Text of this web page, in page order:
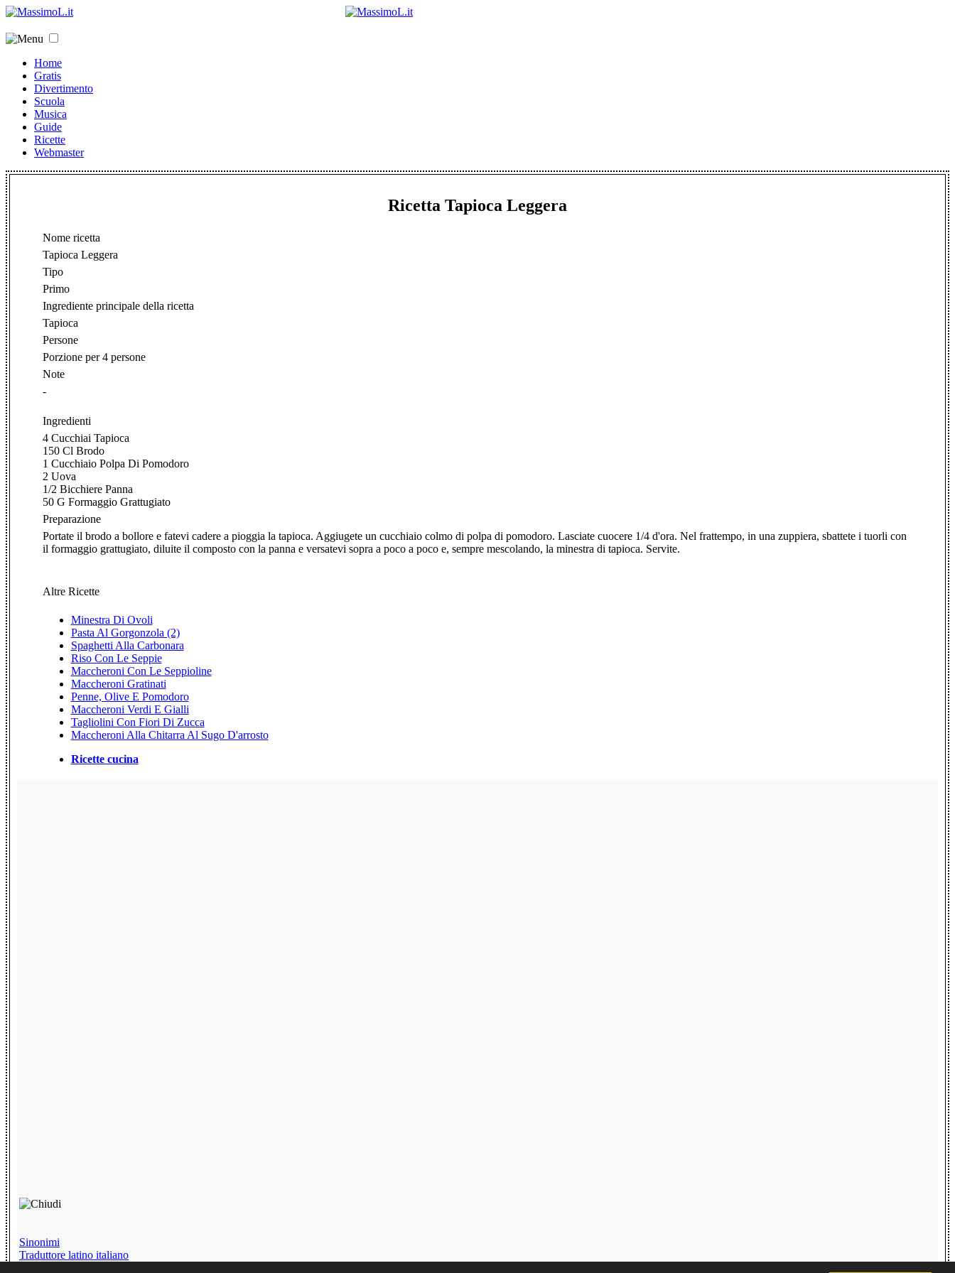
Home
Gratis
Divertimento
Scuola
Musica
Guide
Ricette
Webmaster
Ricetta Tapioca Leggera
Nome ricetta
Tapioca Leggera
Tipo
Primo
Ingrediente principale della ricetta
Tapioca
Persone
Porzione per 4 persone
Note
-
Ingredienti
4 Cucchiai Tapioca
150 Cl Brodo
1 Cucchiaio Polpa Di Pomodoro
2 Uova
1/2 Bicchiere Panna
50 G Formaggio Grattugiato
Preparazione
Portate il brodo a bollore e fatevi cadere a pioggia la tapioca. Aggiugete un cucchiaio colmo di polpa di pomodoro. Lasciate cuocere 1/4 d'ora. Nel frattempo, in una zuppiera, sbattete i tuorli con
il formaggio grattugiato, diluite il composto con la panna e versatevi sopra a poco a poco e, sempre mescolando, la minestra di tapioca. Servite.
Altre Ricette
Minestra Di Ovoli
Pasta Al Gorgonzola (2)
Spaghetti Alla Carbonara
Riso Con Le Seppie
Maccheroni Con Le Seppioline
Maccheroni Gratinati
Penne, Olive E Pomodoro
Maccheroni Verdi E Gialli
Tagliolini Con Fiori Di Zucca
Maccheroni Alla Chitarra Al Sugo D'arrosto
Ricette cucina
Sinonimi
Traduttore latino italiano